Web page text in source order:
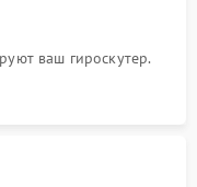
ваш гироскутер.